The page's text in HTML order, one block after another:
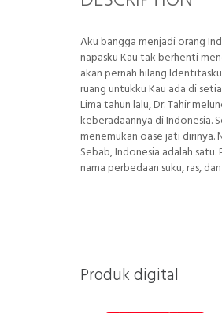
Aku bangga menjadi orang
napasku Kau tak berhenti
akan pernah hilang
ruang untukku Kau ada di
Lima tahun lalu, Dr. Tahir
keberadaannya di Indonesia.
menemukan oase jati dirinya.
Sebab, Indonesia adalah
nama perbedaan suku, ras,
Produk digital